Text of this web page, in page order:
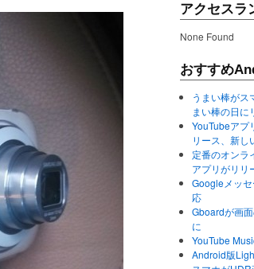
アクセスラ
None Found
おすすめ
うまい棒がス
まい棒の日に
YouTubeアプ
リース、新し
定番のオンラ
アプリがリリ
Googleメッ
応
Gboardが画
に
YouTube
Android版